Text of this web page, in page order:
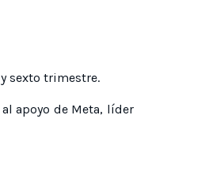
sexto trimestre.
apoyo de Meta, líder